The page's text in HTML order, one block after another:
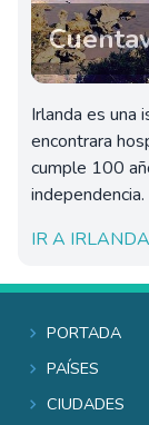
Irlanda es una
encontrara
cumple 100
independencia.
IR A IRLANDA
Portada
Países
Ciudades